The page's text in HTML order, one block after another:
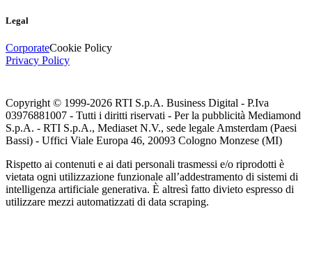
Legal
CorporateCookie Policy
Privacy Policy
Copyright © 1999-2026 RTI S.p.A. Business Digital - P.Iva
03976881007 - Tutti i diritti riservati - Per la pubblicità Mediamond
S.p.A. - RTI S.p.A., Mediaset N.V., sede legale Amsterdam (Paesi
Bassi) - Uffici Viale Europa 46, 20093 Cologno Monzese (MI)
Rispetto ai contenuti e ai dati personali trasmessi e/o riprodotti è
vietata ogni utilizzazione funzionale all’addestramento di sistemi di
intelligenza artificiale generativa. È altresì fatto divieto espresso di
utilizzare mezzi automatizzati di data scraping.